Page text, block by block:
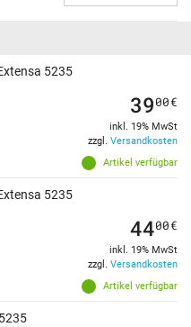
5235
Artikel verfügbar
3900€
inkl. 19% MwSt
zzgl. Versandkosten
5235
Artikel verfügbar
4400€
inkl. 19% MwSt
zzgl. Versandkosten